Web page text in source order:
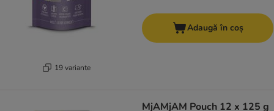
19 variante
Adaugă în coș
MjAMjAM Pouch 12 x 125 g